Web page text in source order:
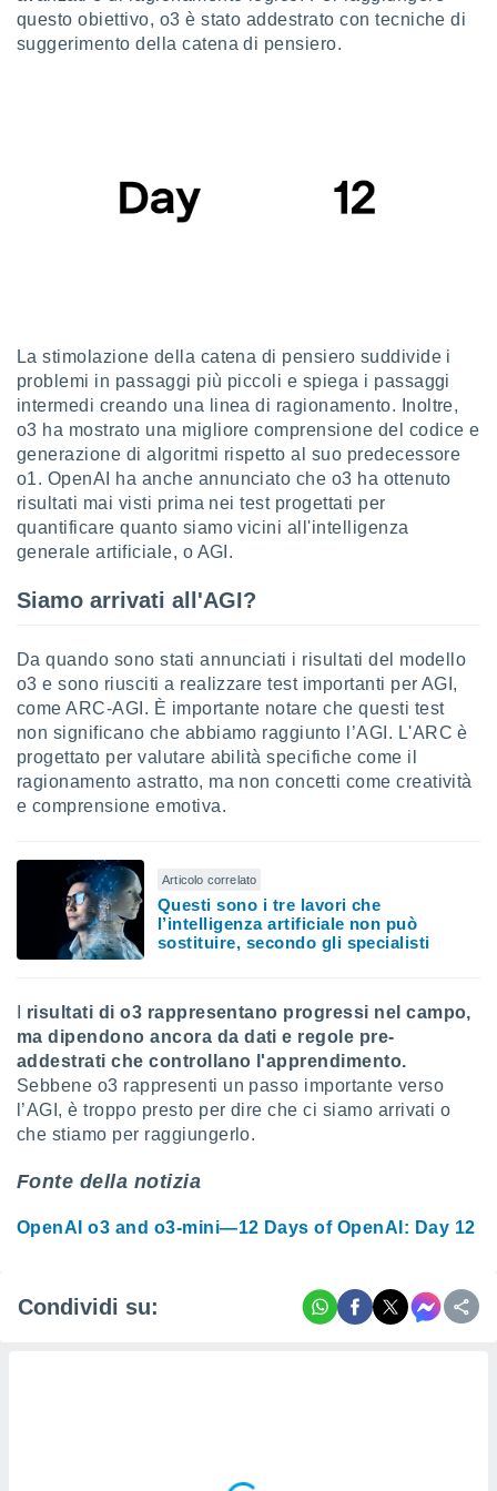
e
delle
dei
e degli
nostri
questo obiettivo, o3 è stato addestrato con tecniche di
suggerimento della catena di pensiero.
La stimolazione della catena di pensiero suddivide i
problemi in passaggi più piccoli e spiega i passaggi
intermedi creando una linea di ragionamento. Inoltre,
o3 ha mostrato una migliore comprensione del codice e
generazione di algoritmi rispetto al suo predecessore
o1. OpenAI ha anche annunciato che o3 ha ottenuto
risultati mai visti prima nei test progettati per
quantificare quanto siamo vicini all'intelligenza
generale artificiale, o AGI.
Siamo arrivati all'AGI?
Da quando sono stati annunciati i risultati del modello
o3 e sono riusciti a realizzare test importanti per AGI,
come ARC-AGI. È importante notare che questi test
non significano che abbiamo raggiunto l’AGI. L'ARC è
progettato per valutare abilità specifiche come il
ragionamento astratto, ma non concetti come creatività
e comprensione emotiva.
Articolo correlato
Questi sono i tre lavori che
l’intelligenza artificiale non può
sostituire, secondo gli specialisti
risultati di o3 rappresentano progressi nel campo,
ma dipendono ancora da dati e regole pre-
addestrati che controllano l'apprendimento.
Sebbene o3 rappresenti un passo importante verso
l’AGI, è troppo presto per dire che ci siamo arrivati o
che stiamo per raggiungerlo.
Fonte della notizia
OpenAI o3 and o3-mini—12 Days of OpenAI: Day 12
Condividi su: